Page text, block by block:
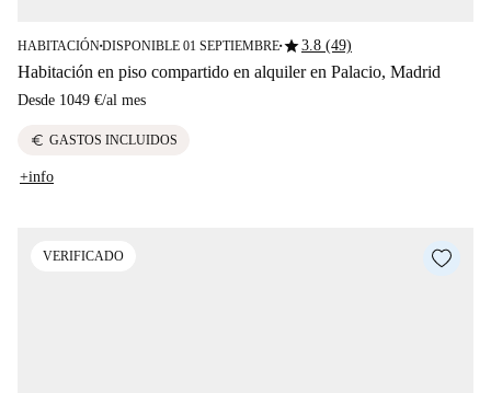
HABITACIÓN■DISPONIBLE 01 SEPTIEMBRE■star3.8 (49)
Habitación en piso compartido en alquiler en Palacio, Madrid
Desde 1049 €/al mes
euro GASTOS INCLUIDOS
+info
VERIFICADO